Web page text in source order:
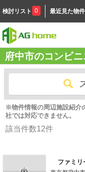
検討リスト 0 最近見た物件
府中市のコンビ
※物件情報の周辺施設紹介
社では対応できません。
該当件数12件
ファミ